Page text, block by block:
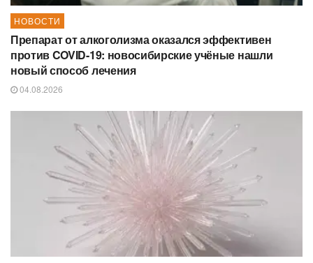
НОВОСТИ
Препарат от алкоголизма оказался эффективен
против COVID-19: новосибирские учёные нашли
новый способ лечения
04.08.2026